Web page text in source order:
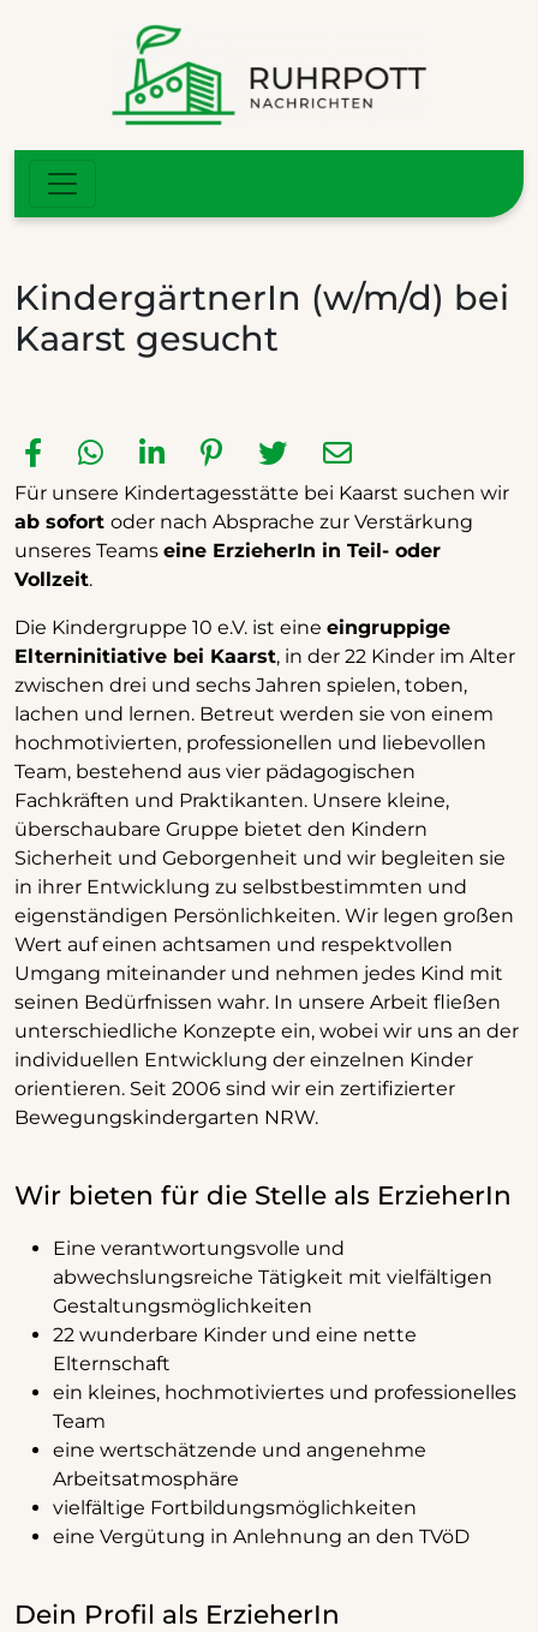
KindergärtnerIn (w/m/d) bei
Kaarst gesucht
Für unsere Kindertagesstätte bei Kaarst suchen wir
ab sofort oder nach Absprache zur Verstärkung
unseres Teams eine ErzieherIn in Teil- oder
Vollzeit.
Die Kindergruppe 10 e.V. ist eine eingruppige
Elterninitiative bei Kaarst, in der 22 Kinder im Alter
zwischen drei und sechs Jahren spielen, toben,
lachen und lernen. Betreut werden sie von einem
hochmotivierten, professionellen und liebevollen
Team, bestehend aus vier pädagogischen
Fachkräften und Praktikanten. Unsere kleine,
überschaubare Gruppe bietet den Kindern
Sicherheit und Geborgenheit und wir begleiten sie
in ihrer Entwicklung zu selbstbestimmten und
eigenständigen Persönlichkeiten. Wir legen großen
Wert auf einen achtsamen und respektvollen
Umgang miteinander und nehmen jedes Kind mit
seinen Bedürfnissen wahr. In unsere Arbeit fließen
unterschiedliche Konzepte ein, wobei wir uns an der
individuellen Entwicklung der einzelnen Kinder
orientieren. Seit 2006 sind wir ein zertifizierter
Bewegungskindergarten NRW.
Wir bieten für die Stelle als ErzieherIn
Eine verantwortungsvolle und
abwechslungsreiche Tätigkeit mit vielfältigen
Gestaltungsmöglichkeiten
22 wunderbare Kinder und eine nette
Elternschaft
ein kleines, hochmotiviertes und professionelles
Team
eine wertschätzende und angenehme
Arbeitsatmosphäre
vielfältige Fortbildungsmöglichkeiten
eine Vergütung in Anlehnung an den TVöD
Dein Profil als ErzieherIn